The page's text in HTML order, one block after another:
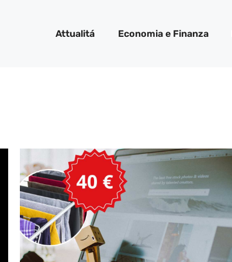
Attualitá Economia e Finanza